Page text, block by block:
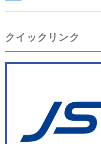
クイックリンク